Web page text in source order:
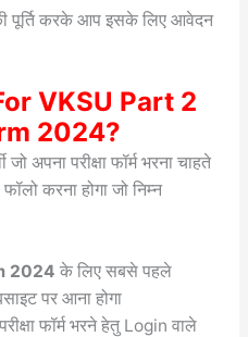
पूर्ति करके आप इसके लिए आवेदन
VKSU Part 2
2024?
अपना परीक्षा फॉर्म भरना चाहते
करना होगा जो निम्न
2024 के लिए सबसे पहले
पर आना होगा
फॉर्म भरने हेतु Login वाले